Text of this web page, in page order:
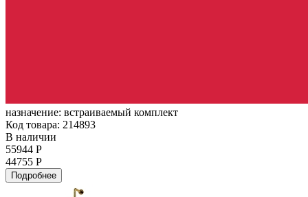
назначение: встраиваемый комплект
Код товара: 214893
В наличии
55944 Р
44755 Р
Подробнее